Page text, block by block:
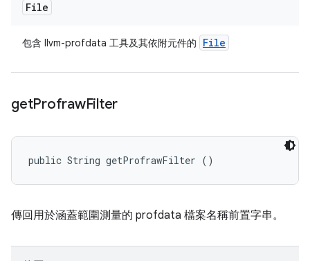
File
包含 llvm-profdata 工具及其依附元件的 File
getProfrawFilter
public String getProfrawFilter ()
傳回用於涵蓋範圍測量的 profdata 檔案名稱前置字串。